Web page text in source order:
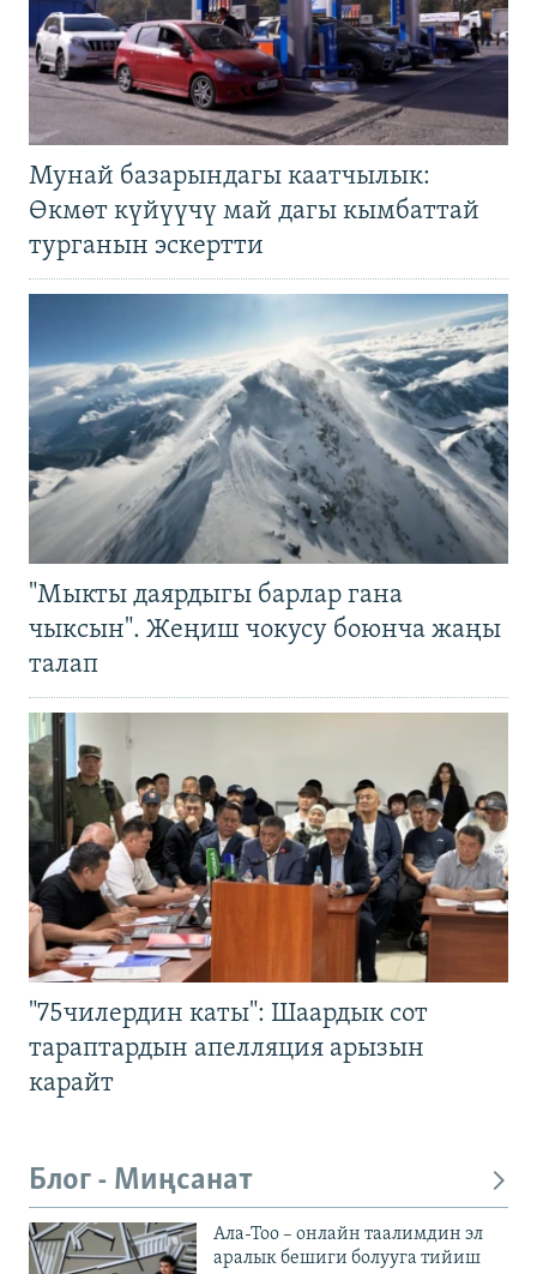
Мунай базарындагы каатчылык:
Өкмөт күйүүчү май дагы кымбаттай
турганын эскертти
"Мыкты даярдыгы барлар гана
чыксын". Жеңиш чокусу боюнча жаңы
талап
"75чилердин каты": Шаардык сот
тараптардын апелляция арызын
карайт
Блог - Миңсанат
Ала-Тоо – онлайн таалимдин эл
аралык бешиги болууга тийиш